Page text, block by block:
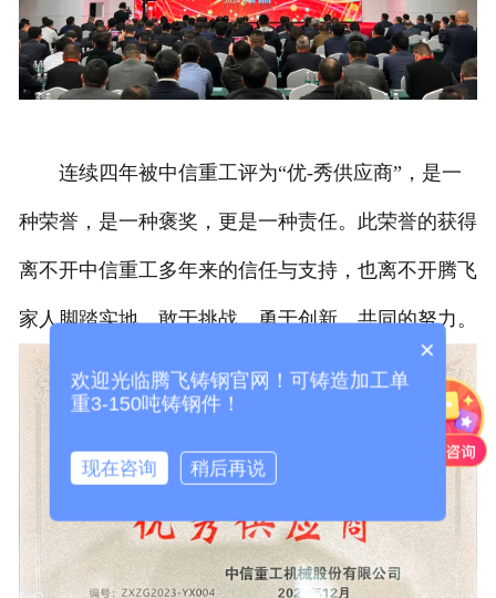
连续四年被中信重工评为“优-秀供应商”，是一
种荣誉，是一种褒奖，更是一种责任。此荣誉的获得
离不开中信重工多年来的信任与支持，也离不开腾飞
家人脚踏实地、敢于挑战、勇于创新，共同的努力。
×
欢迎光临腾飞铸钢官网！可铸造加工单
重3-150吨铸钢件！
现在咨询 稍后再说